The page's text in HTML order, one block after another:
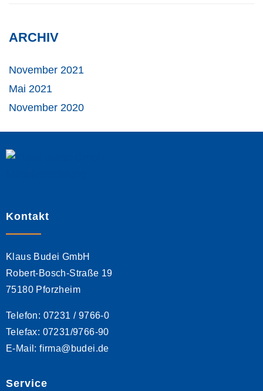
ARCHIV
November 2021
Mai 2021
November 2020
Kontakt
Klaus Budei GmbH
Robert-Bosch-Straße 19
75180 Pforzheim
Telefon: 07231 / 9766-0
Telefax: 07231/9766-90
E-Mail: firma@budei.de
Service